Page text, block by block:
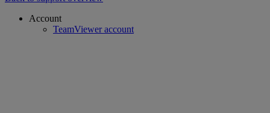
Account
TeamViewer account